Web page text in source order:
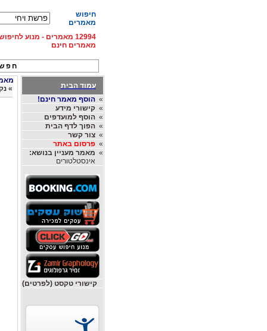
חיפוש
מאמרים
12994 מאמרים - מנוע
מאמרים חינם
עמוד הבית
»הוסף מאמר חינם!
»קישורי מידע
»הוסף למועדפים
»הפוך לדף הבית
»צור קשר
»פרסום באתר
» מאמר מעניין בנושא:
אינסטלטורים
קישורי טקסט (לפרטים)
»